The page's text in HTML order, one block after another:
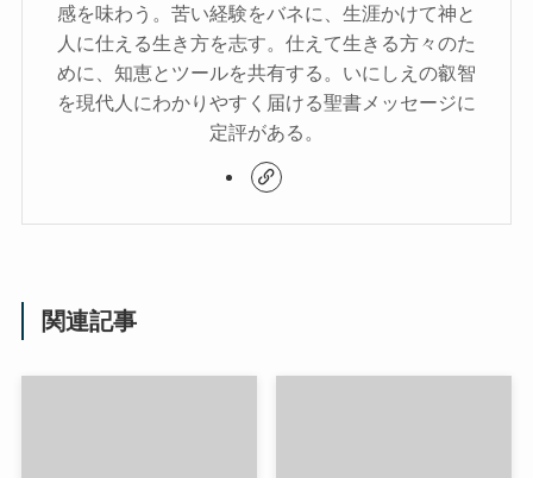
感を味わう。苦い経験をバネに、生涯かけて神と
人に仕える生き方を志す。仕えて生きる方々のた
めに、知恵とツールを共有する。いにしえの叡智
を現代人にわかりやすく届ける聖書メッセージに
定評がある。
関連記事